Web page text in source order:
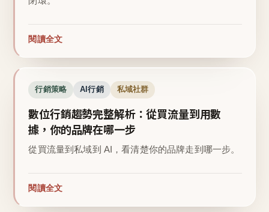
閱讀全文
行銷策略 AI行銷 私域社群
數位行銷趨勢完整解析：從買流量到用數
據，你的品牌在哪一步
從買流量到私域到 AI，看清楚你的品牌走到哪一步。
閱讀全文